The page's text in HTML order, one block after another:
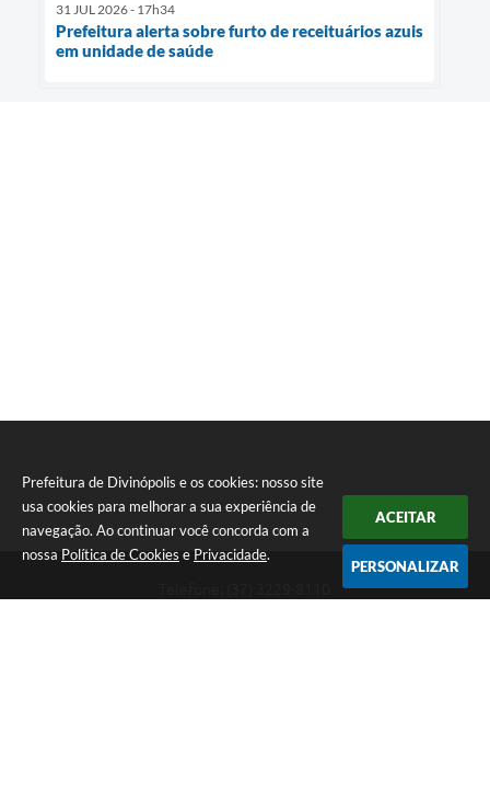
Prefeitura de Divinópolis e os cookies: nosso site
usa cookies para melhorar a sua experiência de
navegação. Ao continuar você concorda com a
nossa Política de Cookies e Privacidade.
ACEITAR
PERSONALIZAR
31 JUL 2026 - 17h34
Prefeitura alerta sobre furto de receituários azuis
em unidade de saúde